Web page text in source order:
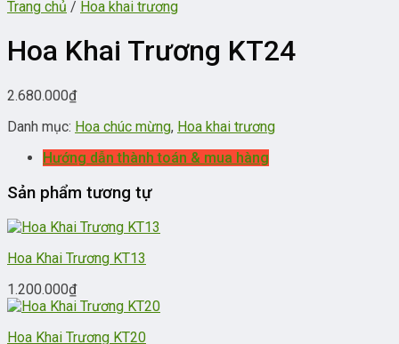
Trang chủ / Hoa khai trương
Hoa Khai Trương KT24
2.680.000₫
Danh mục: Hoa chúc mừng, Hoa khai trương
Hướng dẫn thành toán & mua hàng
Sản phẩm tương tự
Hoa Khai Trương KT13
1.200.000₫
Hoa Khai Trương KT20